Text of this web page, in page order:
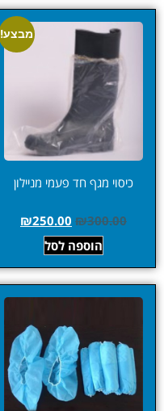
מבצע!
כיסוי מגף חד פעמי מניילון
₪300.00
₪250.00
הוספה לסל